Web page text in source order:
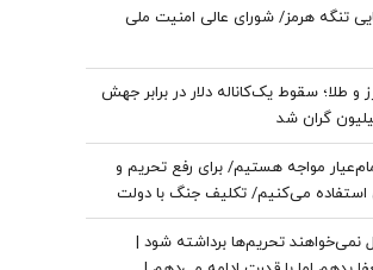
۶ شرط ایران برای بازگشایی تنگه هرمز/ شورای عالی امنیت ملی
و طلا؛ سقوط یک‌کاناله دلار در برابر جهش
مواجه هستیم/ برای رفع تحریم و
استفاده می‌کنیم/ تکلیف جنگ با دولت
نمی‌خواهند تحریم‌ها برداشته شود |